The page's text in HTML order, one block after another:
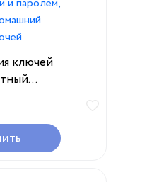
ключей
с кодом
без
для ключей